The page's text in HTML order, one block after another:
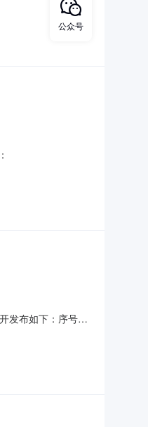
总预算：30.5万元
发布如下：序号项
询等内容
公众号